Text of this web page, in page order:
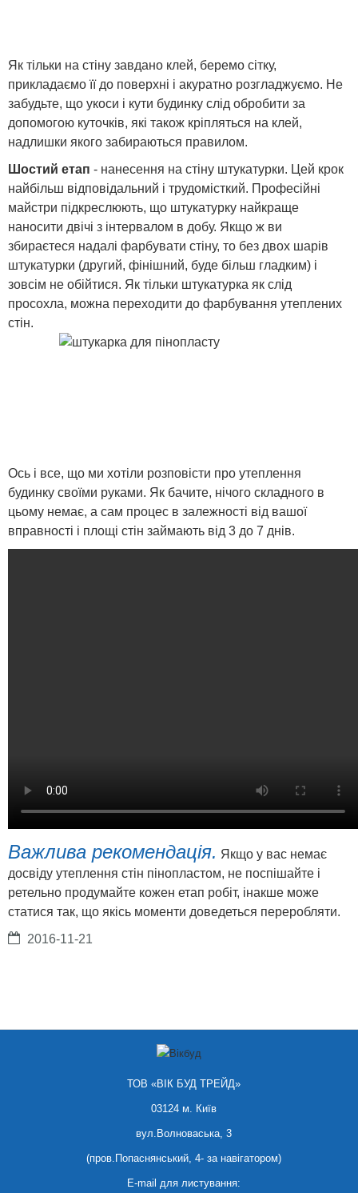
Як тільки на стіну завдано клей, беремо сітку,
прикладаємо її до поверхні і акуратно розгладжуємо. Не
забудьте, що укоси і кути будинку слід обробити за
допомогою куточків, які також кріпляться на клей,
надлишки якого забираються правилом.
Шостий етап - нанесення на стіну штукатурки. Цей крок
найбільш відповідальний і трудомісткий. Професійні
майстри підкреслюють, що штукатурку найкраще
наносити двічі з інтервалом в добу. Якщо ж ви
збираєтеся надалі фарбувати стіну, то без двох шарів
штукатурки (другий, фінішний, буде більш гладким) і
зовсім не обійтися. Як тільки штукатурка як слід
просохла, можна переходити до фарбування утеплених
стін.
Ось і все, що ми хотіли розповісти про утеплення
будинку своїми руками. Як бачите, нічого складного в
цьому немає, а сам процес в залежності від вашої
вправності і площі стін займають від 3 до 7 днів.
Важлива рекомендація. Якщо у вас немає
досвіду утеплення стін пінопластом, не поспішайте і
ретельно продумайте кожен етап робіт, інакше може
статися так, що якісь моменти доведеться переробляти.
2016-11-21
ТОВ «ВІК БУД ТРЕЙД»
03124 м. Київ
вул.Волноваська, 3
(пров.Попаснянський, 4- за навігатором)
E-mail для листування: